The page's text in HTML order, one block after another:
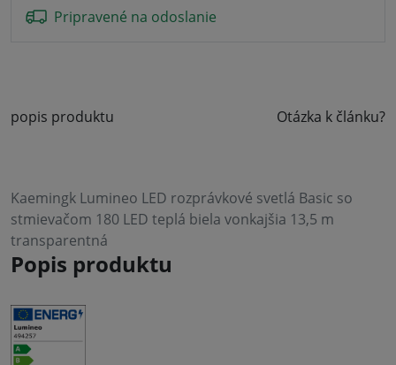
Pripravené na odoslanie
popis produktu Otázka k článku?
Kaemingk Lumineo LED rozprávkové svetlá Basic so
stmievačom 180 LED teplá biela vonkajšia 13,5 m
transparentná
Popis produktu